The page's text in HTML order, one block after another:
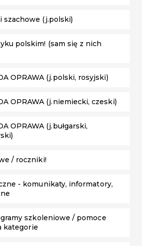
szachowe (j.polski)
polskim! (sam się z nich
OPRAWA (j.polski, rosyjski)
OPRAWA (j.niemiecki, czeski)
OPRAWA (j.bułgarski,
/ roczniki!
- komunikaty, informatory,
szkoleniowe / pomoce
kategorie